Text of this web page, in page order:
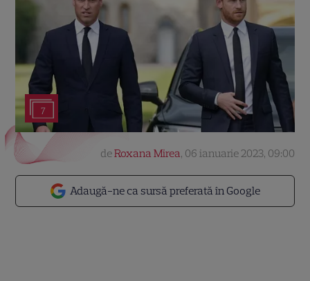
7
Adaugă-ne ca sursă preferată în Google
deRoxana Mirea, 06 ianuarie 2023, 09:00